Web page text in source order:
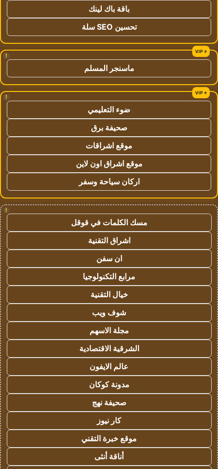
باقة باك لينك
تحسين SEO سلة
!
ماسنجر المسلم
!
ضوء التعليمي
صحيفة برق
موقع اشراقات
موقع اشراق اون لاين
اركان سياحة وسفر
!
مسك الكلمات في قوقل
اشراق التقنية
ان سفن
مرابع التكنولوجيا
خيال التقنية
شوف ويب
مجلة الاسهم
الشرقية الاقتصادية
عالم الايفون
مدونة كوكان
صحيفة نهج
كار نيوز
موقع خبرة التقني
أناقة أنثى